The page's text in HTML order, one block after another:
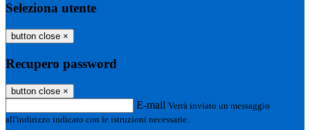
Seleziona utente
button close ×
Recupero password
button close ×
E-mail Verrà inviato un messaggio
all'indirizzo indicato con le istruzioni necessarie.